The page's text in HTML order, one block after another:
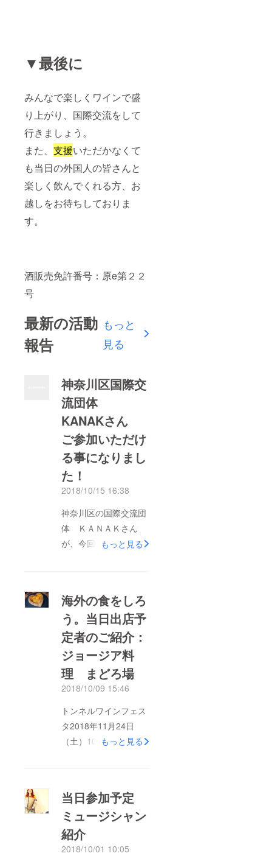
▼最後に
みんなで楽しくワインで盛
り上がり、国際交流をして
行きましょう。
また、 支援いただかなくて
も当日の外国人の皆さんと
楽しく飲んでくれる方、お
越しをお待ちしておりま
す。
酒販売免許番号：原e第２２
号
最新の活動
報告
もっと
見る
神奈川区国際交
流団体
KANAKさん
ご参加いただけ
る事になりまし
た！
2018/10/15 16:38
神奈川区の国際交流団
体 ＫＡＮＡＫさん
が、今回のトンネルワ
ＫＡＮＡＫにご縁のあ
る在日外国人の方々に
もお声がけいただける
とのこと。うれしさこ
の上無しです。外国人
に1杯おごろうキャン
ペーンは、皆さんが来
てくれる限り続けてい
きます。 たとえ支援
があつまらずとも！
合いの団体様いらっ
しゃいましたら是非お
声がけください。フ
リーマーケットとして
もっと見る
海外の食をしろ
う。当日出店予
定者のご紹介：
ジョージア料
理 まどろ場
2018/10/09 15:46
トンネルワインフェス
タ2018年11月24日
（土）10:00-16:00横
ろ場みんな知らないけ
れど、日本人ととって
も相性がよいと言われ
ているジョージア料
もっと見る
当日参加予定
ミュージシャン
紹介
2018/10/01 10:05